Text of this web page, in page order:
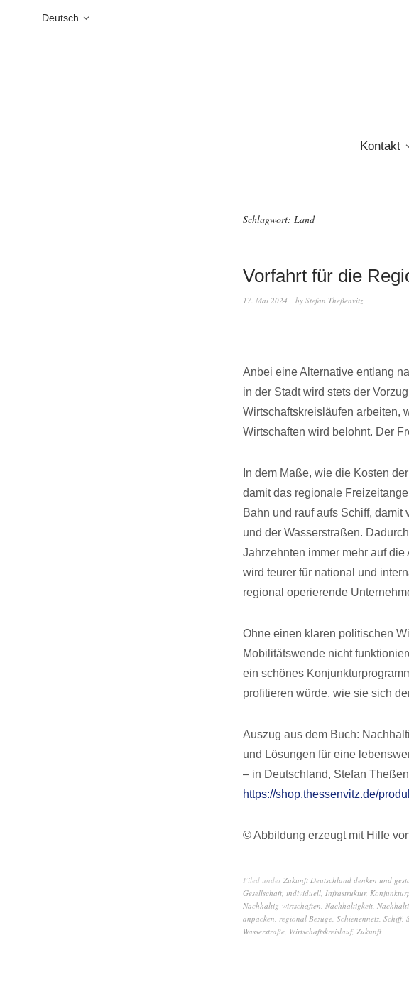
Deutsch
Kontakt
Schlagwort: Land
Vorfahrt für die
17. Mai 2024 by Stefan Theßenvitz
Anbei eine Alternative entlang
in der Stadt wird stets der
Wirtschaftskreisläufen arbeiten,
Wirtschaften wird belohnt. Der
In dem Maße, wie die Kosten
damit das regionale
Bahn und rauf aufs Schiff,
und der Wasserstraßen.
Jahrzehnten immer mehr auf
wird teurer für national und
regional operierende
Ohne einen klaren politischen
Mobilitätswende nicht
ein schönes
profitieren würde, wie sie sich
Auszug aus dem Buch:
und Lösungen für eine
– in Deutschland, Stefan
https://shop.thessenvitz.de/
© Abbildung erzeugt mit Hilfe
Filed underZukunft Deutschland denken und
Gesellschaft, individuell, Infrastruktur,
Nachhaltig-wirtschaften, Nachhaltigkeit,
anpacken, regional Bezüge, Schienennetz, Schiff,
Wasserstraße, Wirtschaftskreislauf, Zukunft